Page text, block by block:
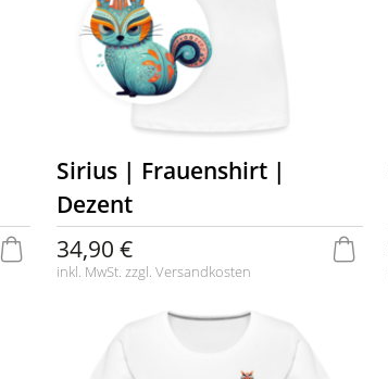
Sirius | Frauenshirt |
Dezent
34,90 €
inkl. MwSt. zzgl. Versandkosten